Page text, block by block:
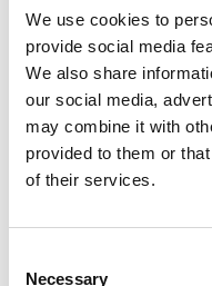
We use cookies to
provide social media
We also share
our social media,
may combine it with
provided to them or
of their services.
Necessary
ytbildning
anbringa tavla,
störande
skada
eller plocka
vidta åtgärd, som
t.ex.
göra upp eld
upplåten väg